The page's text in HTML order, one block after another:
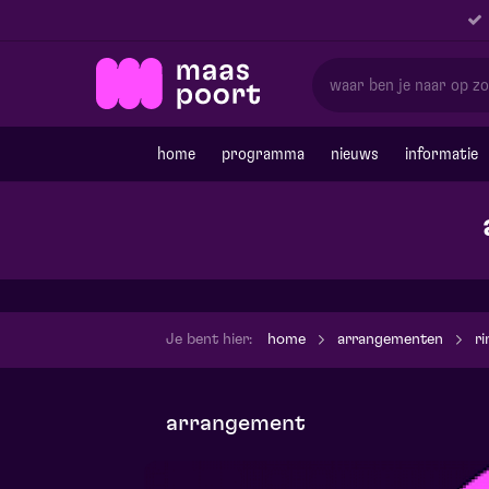
home programma nieuws informatie
Je bent hier: home arrangementen
arrangement